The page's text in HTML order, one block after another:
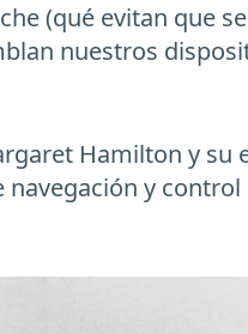
(qué evitan que
nuestros
Hamilton y su
y control